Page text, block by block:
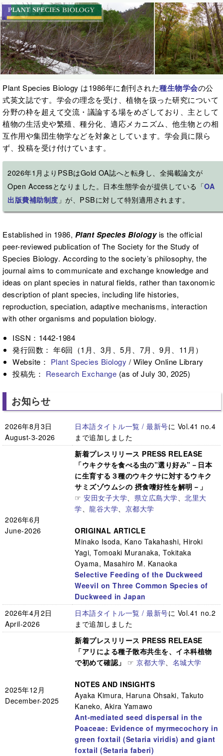
Plant Species Biology は1986年に創刊された種生物学会の公
式英文誌です。学会の理念を受け、植物を扱った研究について
分野の枠を超えて交流・議論する場をめざしており、主として
植物の生活史や繁殖、種分化、適応メカニズム、他生物との相
互作用や集団生物学などを対象としています。学会員に限ら
ず、投稿を受け付けています。
2026年1月よりPSBはGold OA誌へと転身し、全掲載論文が
Open Accessとなりました。日本生態学会が提供している「OA
出版費補助制度 」が、PSBに対して特別適用されます。
Established in 1986, Plant Species Biologyis the official
peer-reviewed publication of The Society for the Study of
Species Biology. According to the society’s philosophy, the
journal aims to communicate and exchange knowledge and
ideas on plant species in natural fields, rather than taxonomic
description of plant species, including life histories,
reproduction, speciation, adaptive mechanisms, interaction
with other organisms and population biology.
ISSN：1442-1984
発行回数： 年6回（1月、3月、5月、7月、9月、11月）
Website： Plant Species Biology / Wiley Online Library
投稿先： Research Exchange (as of July 30, 2025)
お知らせ
2026年8月3日
August-3-2026
日本語タイトル一覧 / 最新号に Vol.41 no.4
まで追加しました
2026年6月
June-2026
新着プレスリリース PRESS RELEASE
「ウキクサを食べる虫の”選り好み”－日本
に生育する３種のウキクサに対するウキク
サミズゾウムシの 摂食嗜好性を解明－」
☞ 安田女子大学、 県立広島大学、 北里大
学、 龍谷大学、 京都大学
ORIGINAL ARTICLE
Minako Isoda, Kano Takahashi, Hiroki
Yagi, Tomoaki Muranaka, Tokitaka
Oyama, Masahiro M. Kanaoka
Selective Feeding of the Duckweed
Weevil on Three Common Species of
Duckweed in Japan
2026年4月2日
April-2026
日本語タイトル一覧 / 最新号に Vol.41 no.2
まで追加しました
2025年12月
December-2025
新着プレスリリース PRESS RELEASE
「アリによる種子散布共生を、イネ科植物
で初めて確認」
☞ 京都大学、 名城大学
NOTES AND INSIGHTS
Ayaka Kimura, Haruna Ohsaki, Takuto
Kaneko, Akira Yamawo
Ant-mediated seed dispersal in the
Poaceae: Evidence of myrmecochory in
green foxtail (Setaria viridis) and giant
foxtail (Setaria faberi)